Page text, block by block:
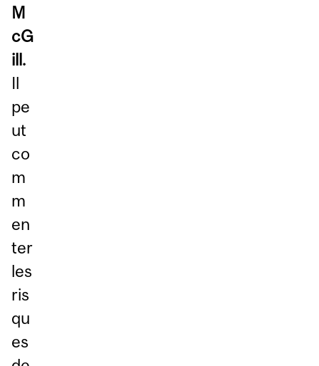
M
cG
ill.
Il
pe
ut
co
m
m
en
ter
les
ris
qu
es